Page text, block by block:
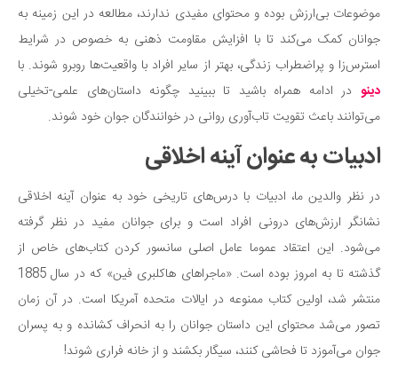
بیماری و درمان
کودک و مادر
ورزش و تندرستی
روانشناسی
مراکز پزشکی و دارویی
فرهنگ و هنر
سینما و تئاتر
تلویزیون
موسیقی
چهره‌ها
عکاسی و هنرهای تجسمی
کتاب و کتاب‌خوانی
موضوعات بی‌ارزش بوده و محتوای مفیدی ندارند، مطالعه در این زمینه به
جوانان کمک می‌کند تا با افزایش مقاومت ذهنی به خصوص در شرایط
استرس‌زا و پراضطراب زندگی، بهتر از سایر افراد با واقعیت‌ها روبرو شوند. با
دینو در ادامه همراه باشید تا ببینید چگونه داستان‌های علمی-تخیلی
می‌توانند باعث تقویت تاب‌آوری روانی در خوانندگان جوان خود شوند.
ادبیات به عنوان آینه اخلاقی
در نظر والدین ما، ادبیات با درس‌های تاریخی خود به عنوان آینه اخلاقی
نشانگر ارزش‌های درونی افراد است و برای جوانان مفید در نظر گرفته
می‌شود. این اعتقاد عموما عامل اصلی سانسور کردن کتاب‌های خاص از
گذشته تا به امروز بوده است. «ماجراهای هاکلبری فین» که در سال 1885
منتشر شد، اولین کتاب ممنوعه در ایالات متحده آمریکا است. در آن زمان
تصور می‌شد محتوای این داستان جوانان را به انحراف کشانده و به پسران
جوان می‌آموزد تا فحاشی کنند، سیگار بکشند و از خانه فراری شوند!